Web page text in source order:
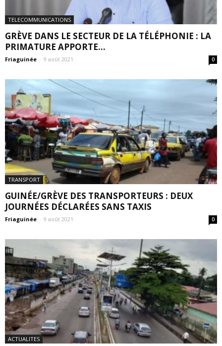
TELECOMMUNICATIONS
GRÈVE DANS LE SECTEUR DE LA TÉLÉPHONIE : LA
PRIMATURE APPORTE...
Friaguinée - 9 août 2021 0
TRANSPORT
GUINÉE/GRÈVE DES TRANSPORTEURS : DEUX
JOURNÉES DÉCLARÉES SANS TAXIS
Friaguinée - 9 août 2021 0
ACTUALITES